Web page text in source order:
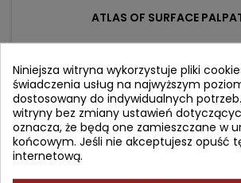
ATLAS OF SURFACE
Autor: Serge Tixa
(0)
Anatomy of the Neck, Trunk, Upper
Cena
261,28 złCena
307,39 zł
Niniejsza witryna wykorzystuje pliki
świadczenia usług na najwyższym
dostosowany do indywidualnych
witryny bez zmiany ustawień
oznacza, że będą one zamieszczane w
końcowym. Jeśli nie akceptujesz opuść
internetową.